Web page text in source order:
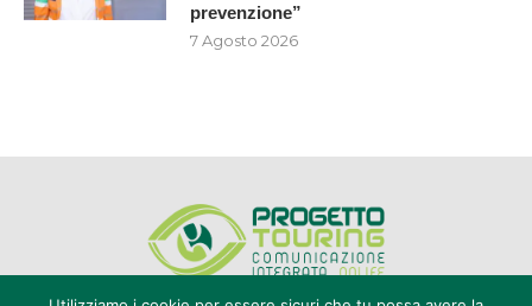
prevenzione”
7 Agosto 2026